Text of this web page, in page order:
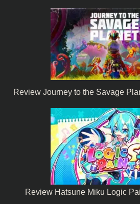
Review Journey to the Savage
Review Hatsune Miku Logic